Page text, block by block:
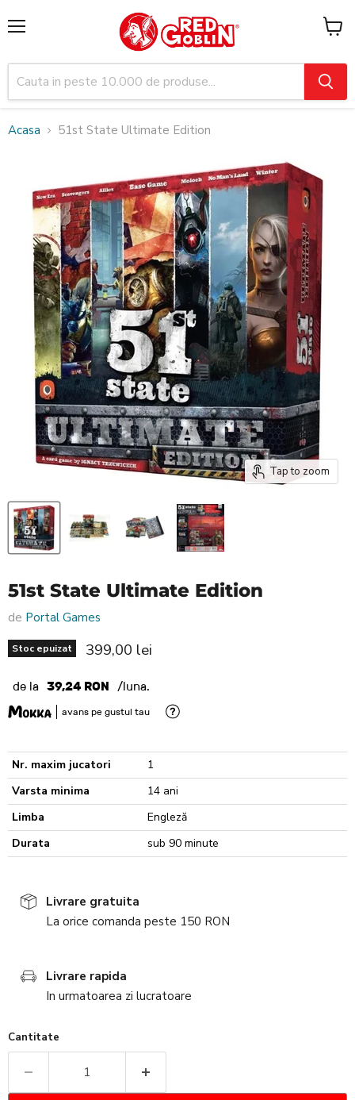
Vezi
Acasa 51st State Ultimate Edition
Tap to zoom
51st State Ultimate Edition
de Portal Games
Stoc epuizat Pret nou
399,00 lei
de la 39,24 RON /luna.
avans pe gustul tau
Nr. maxim jucatori
1
Varsta minima
14 ani
Limba
Engleză
Durata
sub 90 minute
Livrare gratuita
La orice comanda peste 150 RON
Livrare rapida
In urmatoarea zi lucratoare
Cantitate